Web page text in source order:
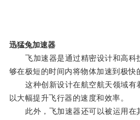
迅猛兔加速器
飞加速器是通过精密设计和高科
够在极短的时间内将物体加速到极快
这种创新设计在航空航天领域有
以大幅提升飞行器的速度和效率。
此外，飞加速器还可以被运用在